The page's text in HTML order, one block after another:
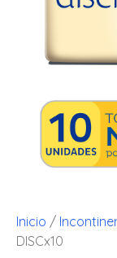
Inicio /
DISCx10